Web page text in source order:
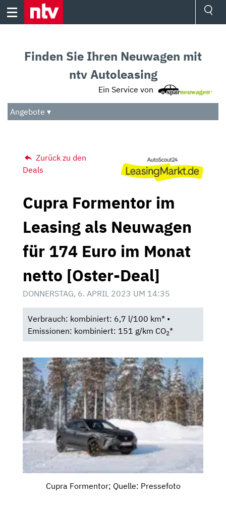
Skip
Audio
Das Beste
Finden Sie Ihren Neuwagen mit
ntv Autoleasing
Ein Service von
Angebote ▾
Zurück zu den
Deals
Cupra Formentor im
Leasing als Neuwagen
für 174 Euro im Monat
netto [Oster-Deal]
DONNERSTAG, 6. APRIL 2023 UM 14:35
Verbrauch: kombiniert: 6,7 l/100 km* •
Emissionen: kombiniert: 151 g/km CO2*
Cupra Formentor; Quelle: Pressefoto